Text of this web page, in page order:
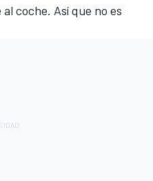
coche. Así que no es